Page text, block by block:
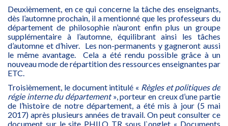
Deuxièmement, en ce qui concerne la tâche des enseignants,
dès l’automne prochain, il a mentionné que les professeurs du
département de philosophie n’auront enfin plus un groupe
supplémentaire à l’automne, équilibrant ainsi les tâches
d’automne et d’hiver. Les non-permanents y gagneront aussi
le même avantage. Cela a été rendu possible grâce à un
nouveau mode de répartition des ressources enseignantes par
ETC.
Troisièmement, le document intitulé « Règles et politiques de
régie interne du département», porteur en creux d’une partie
de l’histoire de notre département, a été mis à jour (5 mai
2017) après plusieurs années de travail. On peut consulter ce
document sur le site PHILO TR sous l`onglet « Documents